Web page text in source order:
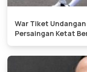
War Tiket
Persaingan Ketat